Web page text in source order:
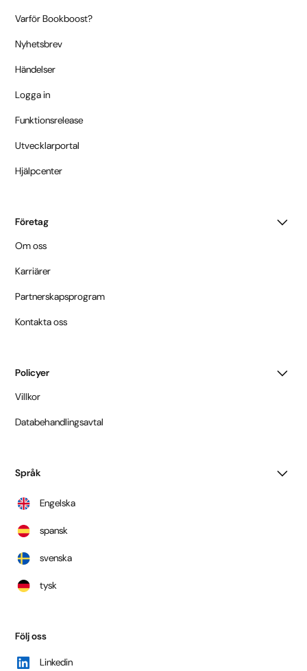
Varför Bookboost?
Nyhetsbrev
Händelser
Logga in
Funktionsrelease
Utvecklarportal
Hjälpcenter
Företag
Om oss
Karriärer
Partnerskapsprogram
Kontakta oss
Policyer
Villkor
Databehandlingsavtal
Språk
Engelska
spansk
svenska
tysk
Följ oss
Linkedin